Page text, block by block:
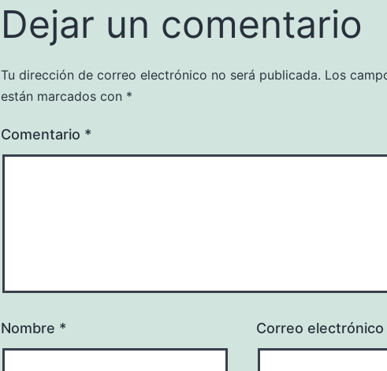
Dejar un comentario
Tu dirección de correo electrónico no será publicada. Los
están marcados con *
Comentario *
Nombre * Correo electrónico